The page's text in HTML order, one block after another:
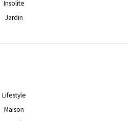
Insolite
Jardin
Lifestyle
Maison